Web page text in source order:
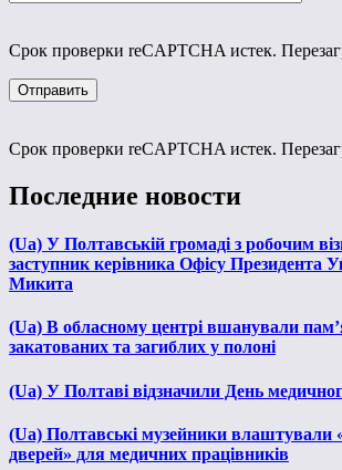
Срок проверки reCAPTCHA истек.
Срок проверки reCAPTCHA истек.
Последние новости
(Ua) У Полтавській громаді з робочим
заступник керівника Офісу Президента
Микита
(Ua) В обласному центрі вшанували
закатованих та загиблих у полоні
(Ua) У Полтаві відзначили День
(Ua) Полтавські музейники влаштували
дверей» для медичних працівників